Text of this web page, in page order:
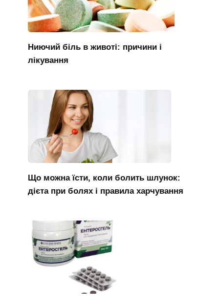
Ниючий біль в животі: причини і
лікування
Що можна їсти, коли болить шлунок:
дієта при болях і правила харчування